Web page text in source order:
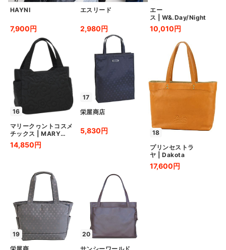
HAYNI
7,900円
エスリード
2,980円
エー
ス
|W&.Day/Night
10,010円
16
マリークヮントコスメ
チックス
|MARY
QUANT
14,850円
17
栄屋商店
5,830円
18
プリンセストラ
ヤ |Dakota
17,600円
19
20